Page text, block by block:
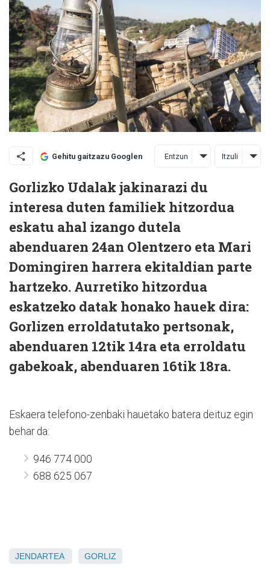
Gehitu gaitzazu Googlen Entzun Itzuli
Gorlizko Udalak jakinarazi du
interesa duten familiek hitzordua
eskatu ahal izango dutela
abenduaren 24an Olentzero eta Mari
Domingiren harrera ekitaldian parte
hartzeko. Aurretiko hitzordua
eskatzeko datak honako hauek dira:
Gorlizen erroldatutako pertsonak,
abenduaren 12tik 14ra eta erroldatu
gabekoak, abenduaren 16tik 18ra.
Eskaera telefono-zenbaki hauetako batera deituz egin
behar da:
946 774 000
688 625 067
JENDARTEA GORLIZ